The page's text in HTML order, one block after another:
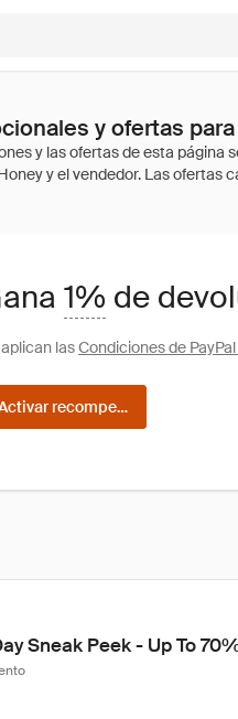
y ofertas
1% de
lasCondiciones de
recompensas
Sneak Peek - Up To